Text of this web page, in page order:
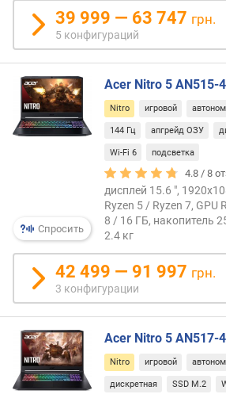
л
р
а
з
ъ
е
S
B
-
A
(
ш
)
р
а
39 999 — 63 747 грн.
5 конфигураций
Спросить
Acer Nitro 5 AN515-
Nitro игровой
144 Гц апгрейд ОЗУ
Wi-Fi 6 подсветка
4.8 /8
дисплей 15.6 ",
Ryzen 5 / Ryzen 7, GPU
8 / 16 ГБ, накопитель
2.4 кг
42 499 — 91 997 грн.
3 конфигурации
Acer Nitro 5 AN517-
Nitro игровой
дискретная SSD M.2